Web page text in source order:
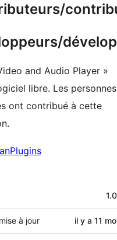
and Audio Player »
libre. Les personnes
ont contribué à cette
à jour il y a 11